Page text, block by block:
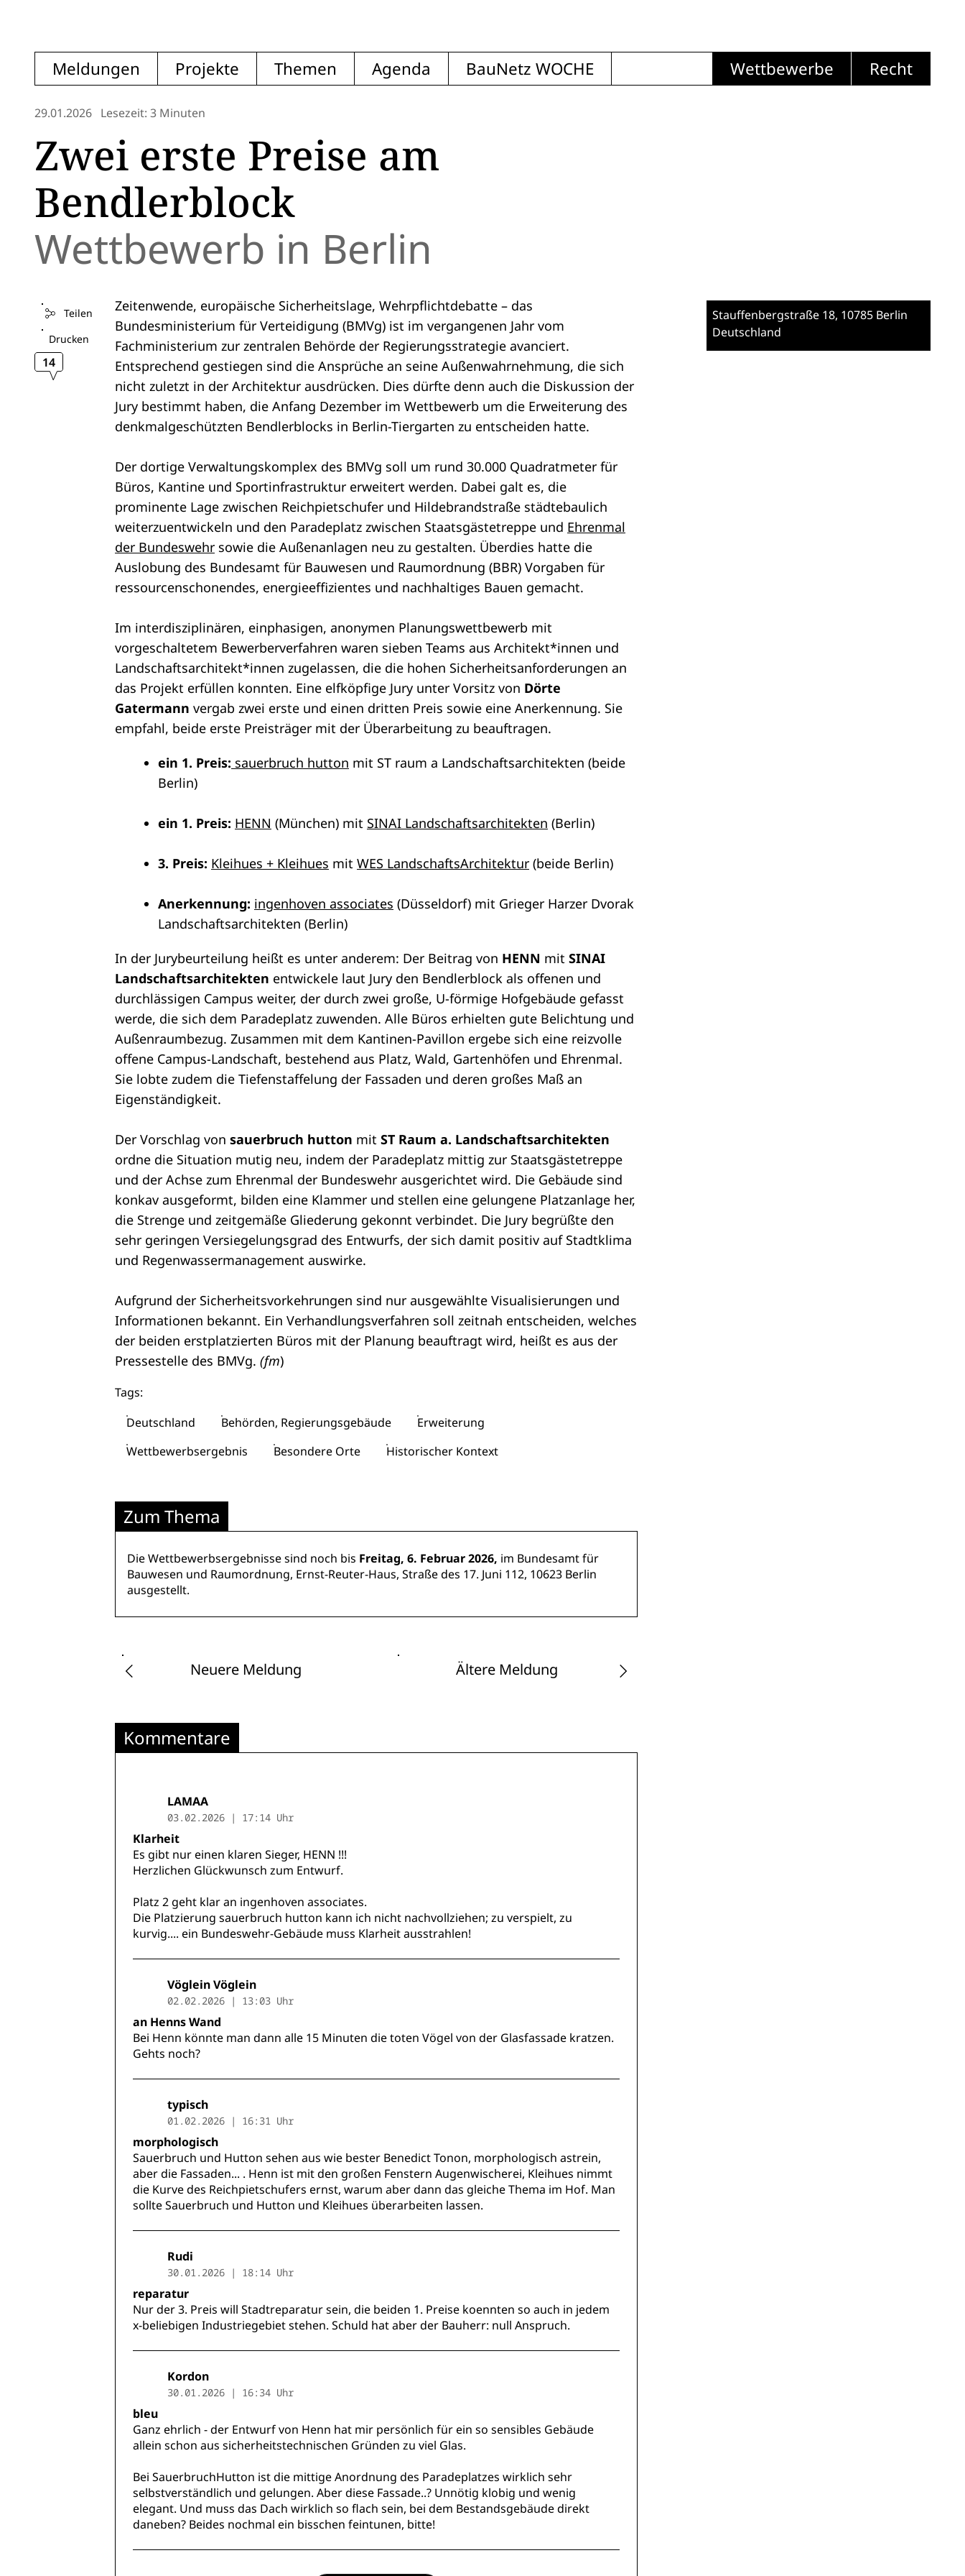
Meldungen Projekte Themen Agenda BauNetz WOCHE Wettbewerbe Recht
29.01.2026 Lesezeit: 3 Minuten
Zwei erste Preise am
Bendlerblock
Wettbewerb in Berlin
Teilen
Drucken
14
Zeitenwende, europäische Sicherheitslage, Wehrpflichtdebatte – das
Bundesministerium für Verteidigung (BMVg) ist im vergangenen Jahr vom
Fachministerium zur zentralen Behörde der Regierungsstrategie avanciert.
Entsprechend gestiegen sind die Ansprüche an seine Außenwahrnehmung, die sich
nicht zuletzt in der Architektur ausdrücken. Dies dürfte denn auch die Diskussion der
Jury bestimmt haben, die Anfang Dezember im Wettbewerb um die Erweiterung des
denkmalgeschützten Bendlerblocks in Berlin-Tiergarten zu entscheiden hatte.
Der dortige Verwaltungskomplex des BMVg soll um rund 30.000 Quadratmeter für
Büros, Kantine und Sportinfrastruktur erweitert werden. Dabei galt es, die
prominente Lage zwischen Reichpietschufer und Hildebrandstraße städtebaulich
weiterzuentwickeln und den Paradeplatz zwischen Staatsgästetreppe und Ehrenmal
der Bundeswehr sowie die Außenanlagen neu zu gestalten. Überdies hatte die
Auslobung des Bundesamt für Bauwesen und Raumordnung (BBR) Vorgaben für
ressourcenschonendes, energieeffizientes und nachhaltiges Bauen gemacht.
Im interdisziplinären, einphasigen, anonymen Planungswettbewerb mit
vorgeschaltetem Bewerberverfahren waren sieben Teams aus Architekt*innen und
Landschaftsarchitekt*innen zugelassen, die die hohen Sicherheitsanforderungen an
das Projekt erfüllen konnten. Eine elfköpfige Jury unter Vorsitz von Dörte
Gatermann vergab zwei erste und einen dritten Preis sowie eine Anerkennung. Sie
empfahl, beide erste Preisträger mit der Überarbeitung zu beauftragen.
ein 1. Preis: sauerbruch hutton mit ST raum a Landschaftsarchitekten (beide
Berlin)
ein 1. Preis: HENN (München) mit SINAI Landschaftsarchitekten (Berlin)
3. Preis: Kleihues + Kleihues mit WES LandschaftsArchitektur (beide Berlin)
Anerkennung: ingenhoven associates (Düsseldorf) mit Grieger Harzer Dvorak
Landschaftsarchitekten (Berlin)
In der Jurybeurteilung heißt es unter anderem: Der Beitrag von HENN mit SINAI
Landschaftsarchitekten entwickele laut Jury den Bendlerblock als offenen und
durchlässigen Campus weiter, der durch zwei große, U-förmige Hofgebäude gefasst
werde, die sich dem Paradeplatz zuwenden. Alle Büros erhielten gute Belichtung und
Außenraumbezug. Zusammen mit dem Kantinen-Pavillon ergebe sich eine reizvolle
offene Campus-Landschaft, bestehend aus Platz, Wald, Gartenhöfen und Ehrenmal.
Sie lobte zudem die Tiefenstaffelung der Fassaden und deren großes Maß an
Eigenständigkeit.
Der Vorschlag von sauerbruch hutton mit ST Raum a. Landschaftsarchitekten
ordne die Situation mutig neu, indem der Paradeplatz mittig zur Staatsgästetreppe
und der Achse zum Ehrenmal der Bundeswehr ausgerichtet wird. Die Gebäude sind
konkav ausgeformt, bilden eine Klammer und stellen eine gelungene Platzanlage her,
die Strenge und zeitgemäße Gliederung gekonnt verbindet. Die Jury begrüßte den
sehr geringen Versiegelungsgrad des Entwurfs, der sich damit positiv auf Stadtklima
und Regenwassermanagement auswirke.
Aufgrund der Sicherheitsvorkehrungen sind nur ausgewählte Visualisierungen und
Informationen bekannt. Ein Verhandlungsverfahren soll zeitnah entscheiden, welches
der beiden erstplatzierten Büros mit der Planung beauftragt wird, heißt es aus der
Pressestelle des BMVg. (fm)
Tags:
Deutschland
Behörden, Regierungsgebäude
Erweiterung
Wettbewerbsergebnis
Besondere Orte Historischer Kontext
Zum Thema
Die Wettbewerbsergebnisse sind noch bis Freitag, 6. Februar 2026, im Bundesamt für
Bauwesen und Raumordnung, Ernst-Reuter-Haus, Straße des 17. Juni 112, 10623 Berlin
ausgestellt.
Neuere Meldung Ältere Meldung
Stauffenbergstraße 18, 10785 Berlin
Deutschland
Kommentare
LAMAA
03.02.2026 | 17:14 Uhr
Klarheit
Es gibt nur einen klaren Sieger, HENN !!!
Herzlichen Glückwunsch zum Entwurf.
Platz 2 geht klar an ingenhoven associates.
Die Platzierung sauerbruch hutton kann ich nicht nachvollziehen; zu verspielt, zu
kurvig.... ein Bundeswehr-Gebäude muss Klarheit ausstrahlen!
Vöglein Vöglein
02.02.2026 | 13:03 Uhr
an Henns Wand
Bei Henn könnte man dann alle 15 Minuten die toten Vögel von der Glasfassade kratzen.
Gehts noch?
typisch
01.02.2026 | 16:31 Uhr
morphologisch
Sauerbruch und Hutton sehen aus wie bester Benedict Tonon, morphologisch astrein,
aber die Fassaden... . Henn ist mit den großen Fenstern Augenwischerei, Kleihues nimmt
die Kurve des Reichpietschufers ernst, warum aber dann das gleiche Thema im Hof. Man
sollte Sauerbruch und Hutton und Kleihues überarbeiten lassen.
Rudi
30.01.2026 | 18:14 Uhr
reparatur
Nur der 3. Preis will Stadtreparatur sein, die beiden 1. Preise koennten so auch in jedem
x-beliebigen Industriegebiet stehen. Schuld hat aber der Bauherr: null Anspruch.
Kordon
30.01.2026 | 16:34 Uhr
bleu
Ganz ehrlich - der Entwurf von Henn hat mir persönlich für ein so sensibles Gebäude
allein schon aus sicherheitstechnischen Gründen zu viel Glas.
Bei SauerbruchHutton ist die mittige Anordnung des Paradeplatzes wirklich sehr
selbstverständlich und gelungen. Aber diese Fassade..? Unnötig klobig und wenig
elegant. Und muss das Dach wirklich so flach sein, bei dem Bestandsgebäude direkt
daneben? Beides nochmal ein bisschen feintunen, bitte!